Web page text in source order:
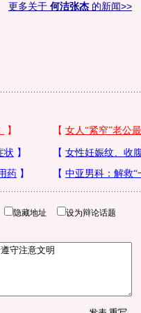
更多关于 何洁张杰 的新闻>>
隐藏地址 设为辩论话题